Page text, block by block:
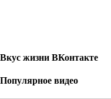
Вкус жизни ВКонтакте
Популярное видео